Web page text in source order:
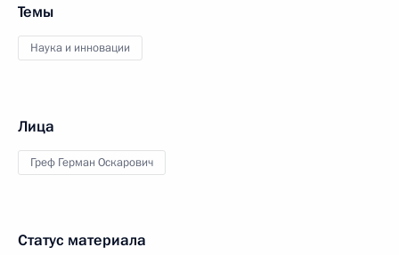
Темы
Наука и инновации
Лица
Греф Герман Оскарович
Статус материала